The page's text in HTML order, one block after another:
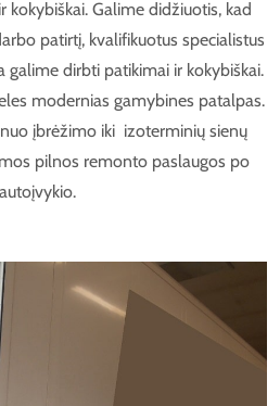
kokybiškai. Galime didžiuotis, kad
patirtį, kvalifikuotus specialistus
galime dirbti patikimai ir kokybiškai.
modernias gamybines patalpas.
įbrėžimo iki izoterminių sienų
pilnos remonto paslaugos po
autoįvykio.